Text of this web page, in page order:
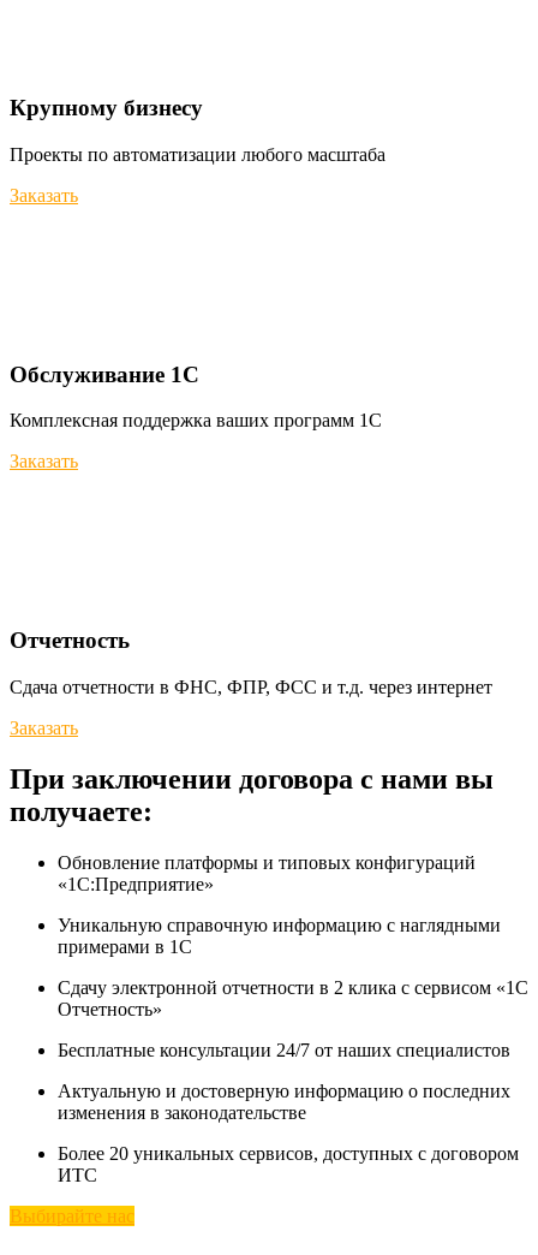
Крупному бизнесу
Проекты по автоматизации любого масштаба
Заказать
Обслуживание 1С
Комплексная поддержка ваших программ 1С
Заказать
Отчетность
Сдача отчетности в ФНС, ФПР, ФСС и т.д. через интернет
Заказать
При заключении договора с нами вы
получаете:
Обновление платформы и типовых конфигураций
«1С:Предприятие»
Уникальную справочную информацию с наглядными
примерами в 1С
Сдачу электронной отчетности в 2 клика с сервисом «1С
Отчетность»
Бесплатные консультации 24/7 от наших специалистов
Актуальную и достоверную информацию о последних
изменения в законодательстве
Более 20 уникальных сервисов, доступных с договором
ИТС
Выбирайте нас